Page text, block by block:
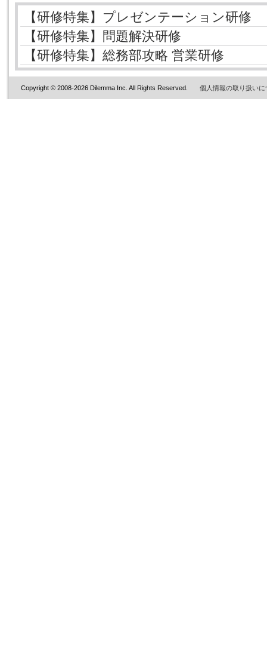
【研修特集】プレゼンテーション研修
【研修特集】問題解決研修
【研修特集】総務部攻略 営業研修
Copyright © 2008-2026 Dilemma Inc. All Rights Reserved. 個人情報の取り扱いに